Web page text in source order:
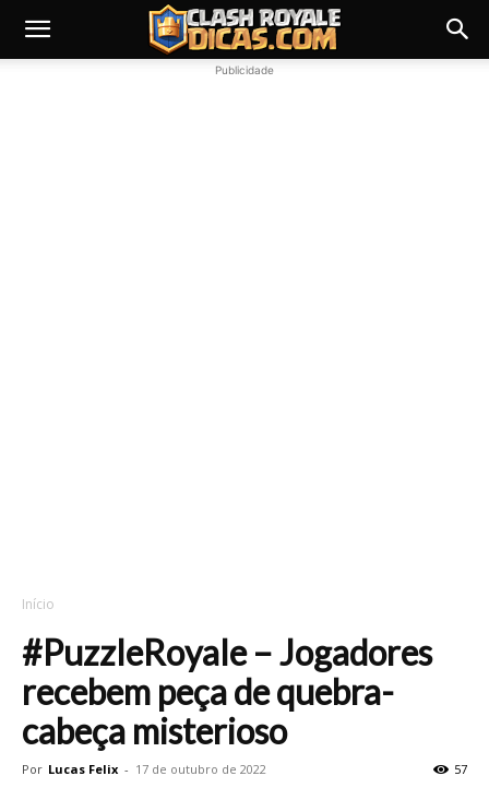
Publicidade
Início
#PuzzleRoyale – Jogadores
recebem peça de quebra-
cabeça misterioso
Por Lucas Felix - 17 de outubro de 2022 57